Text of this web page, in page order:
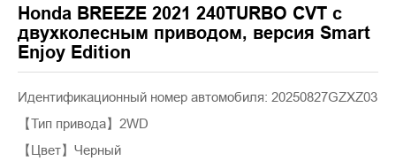
Honda BREEZE 2021 240TURBO CVT с
двухколесным приводом, версия Smart
Enjoy Edition
Идентификационный номер автомобиля: 20250827GZXZ03
【Тип привода】2WD
【Цвет】Черный